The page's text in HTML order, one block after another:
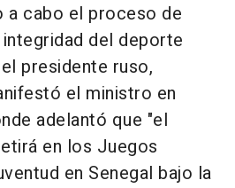
a cabo el proceso de
del deporte
presidente ruso,
el ministro en
adelantó que "el
en los Juegos
en Senegal bajo la